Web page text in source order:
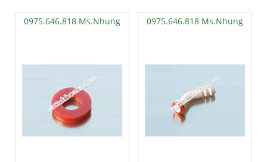
0975.646.818 Ms.Nhung 0975.646.818 Ms.Nhung